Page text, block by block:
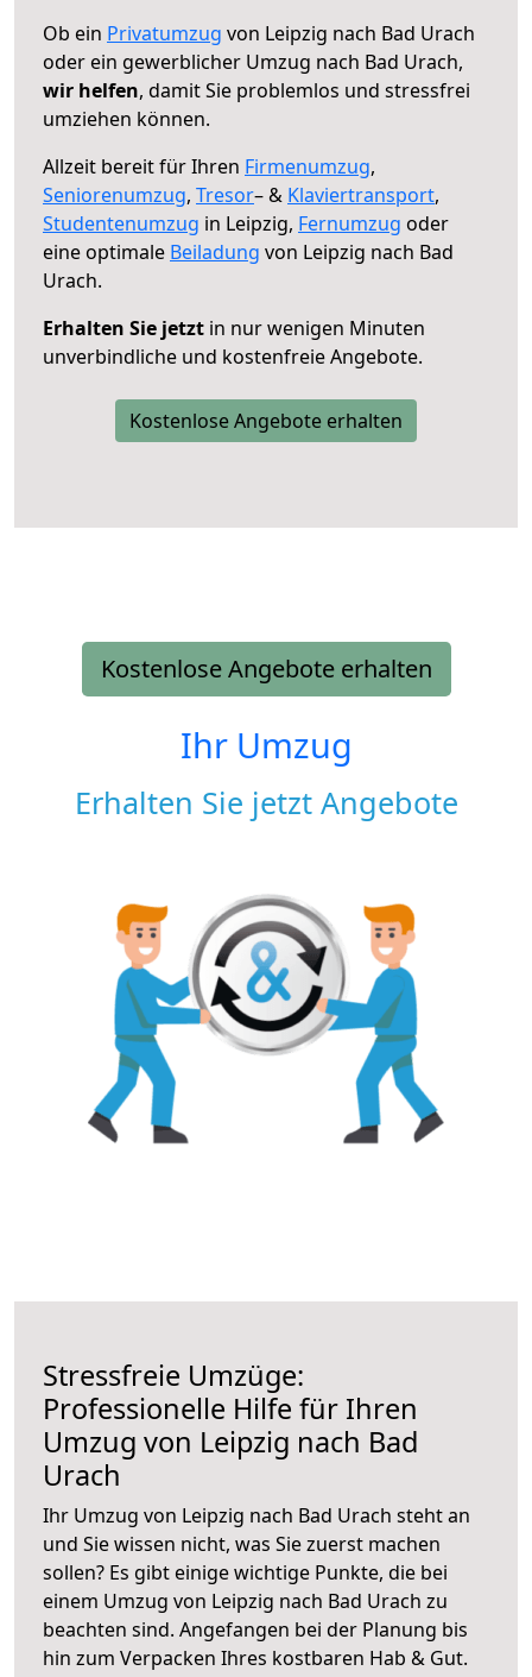
Ob ein Privatumzug von Leipzig nach Bad Urach
oder ein gewerblicher Umzug nach Bad Urach,
wir helfen, damit Sie problemlos und stressfrei
umziehen können.
Allzeit bereit für Ihren Firmenumzug,
Seniorenumzug, Tresor– & Klaviertransport,
Studentenumzug in Leipzig, Fernumzug oder
eine optimale Beiladung von Leipzig nach Bad
Urach.
Erhalten Sie jetzt in nur wenigen Minuten
unverbindliche und kostenfreie Angebote.
Kostenlose Angebote erhalten
Kostenlose Angebote erhalten
Ihr Umzug
Erhalten Sie jetzt Angebote
Stressfreie Umzüge:
Professionelle Hilfe für Ihren
Umzug von Leipzig nach Bad
Urach
Ihr Umzug von Leipzig nach Bad Urach steht an
und Sie wissen nicht, was Sie zuerst machen
sollen? Es gibt einige wichtige Punkte, die bei
einem Umzug von Leipzig nach Bad Urach zu
beachten sind. Angefangen bei der Planung bis
hin zum Verpacken Ihres kostbaren Hab & Gut.